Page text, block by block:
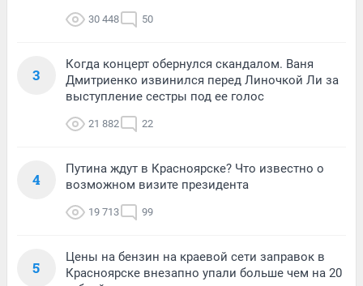
30 448 50
3
Когда концерт обернулся скандалом. Ваня
Дмитриенко извинился перед Линочкой Ли за
выступление сестры под ее голос
21 882 22
4
Путина ждут в Красноярске? Что известно о
возможном визите президента
19 713 99
5
Цены на бензин на краевой сети заправок в
Красноярске внезапно упали больше чем на 20